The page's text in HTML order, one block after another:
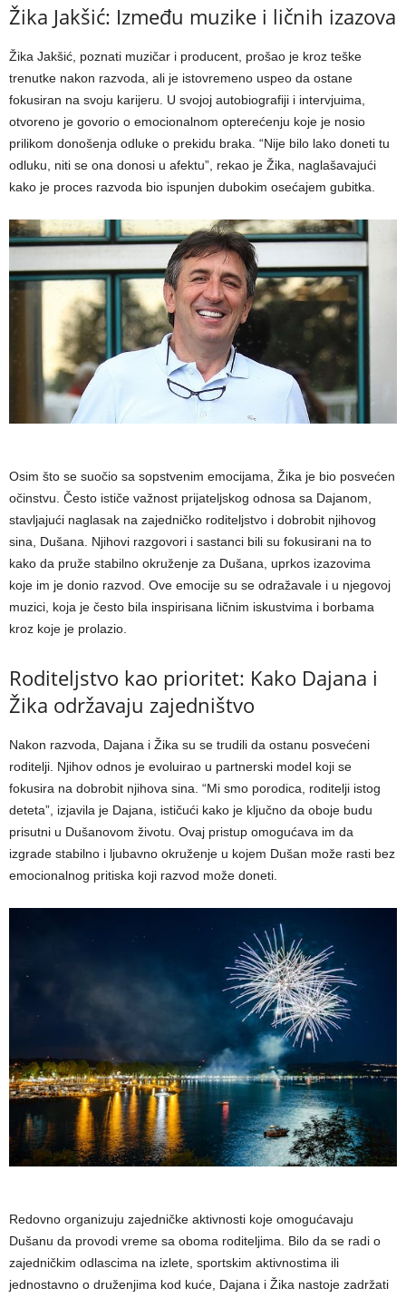
Žika Jakšić: Između muzike i ličnih izazova
Žika Jakšić, poznati muzičar i producent, prošao je kroz teške
trenutke nakon razvoda, ali je istovremeno uspeo da ostane
fokusiran na svoju karijeru. U svojoj autobiografiji i intervjuima,
otvoreno je govorio o emocionalnom opterećenju koje je nosio
prilikom donošenja odluke o prekidu braka. “Nije bilo lako doneti tu
odluku, niti se ona donosi u afektu”, rekao je Žika, naglašavajući
kako je proces razvoda bio ispunjen dubokim osećajem gubitka.
Osim što se suočio sa sopstvenim emocijama, Žika je bio posvećen
očinstvu. Često ističe važnost prijateljskog odnosa sa Dajanom,
stavljajući naglasak na zajedničko roditeljstvo i dobrobit njihovog
sina, Dušana. Njihovi razgovori i sastanci bili su fokusirani na to
kako da pruže stabilno okruženje za Dušana, uprkos izazovima
koje im je donio razvod. Ove emocije su se odražavale i u njegovoj
muzici, koja je često bila inspirisana ličnim iskustvima i borbama
kroz koje je prolazio.
Roditeljstvo kao prioritet: Kako Dajana i
Žika održavaju zajedništvo
Nakon razvoda, Dajana i Žika su se trudili da ostanu posvećeni
roditelji. Njihov odnos je evoluirao u partnerski model koji se
fokusira na dobrobit njihova sina. “Mi smo porodica, roditelji istog
deteta”, izjavila je Dajana, ističući kako je ključno da oboje budu
prisutni u Dušanovom životu. Ovaj pristup omogućava im da
izgrade stabilno i ljubavno okruženje u kojem Dušan može rasti bez
emocionalnog pritiska koji razvod može doneti.
Redovno organizuju zajedničke aktivnosti koje omogućavaju
Dušanu da provodi vreme sa oboma roditeljima. Bilo da se radi o
zajedničkim odlascima na izlete, sportskim aktivnostima ili
jednostavno o druženjima kod kuće, Dajana i Žika nastoje zadržati